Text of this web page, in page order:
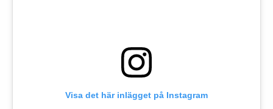
Visa det här inlägget på Instagram